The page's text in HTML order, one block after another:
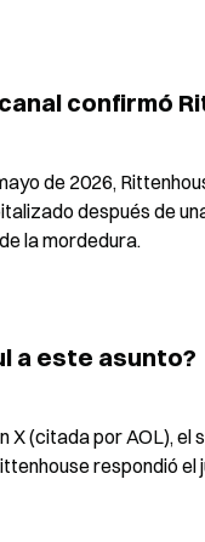
confirmó
de 2026,
después de
la mordedura.
a este asunto?
X (citada por AOL),
respondió